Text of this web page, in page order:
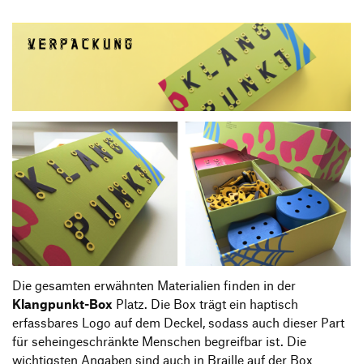
Die gesamten erwähnten Materialien finden in der
Klangpunkt-Box Platz. Die Box trägt ein haptisch
erfassbares Logo auf dem Deckel, sodass auch dieser Part
für seheingeschränkte Menschen begreifbar ist. Die
wichtigsten Angaben sind auch in Braille auf der Box